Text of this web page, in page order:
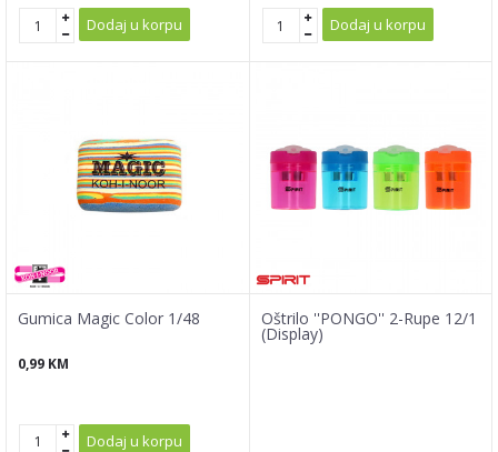
Dodaj u korpu Dodaj u korpu
Gumica Magic Color 1/48
0,99 KM
Dodaj u korpu
Oštrilo ''PONGO'' 2-Rupe 12/1
(Display)